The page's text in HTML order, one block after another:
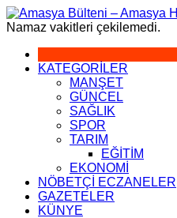
Skip
to
Namaz vakitleri çekilemedi.
KATEGORİLER
MANŞET
GÜNCEL
SAĞLIK
SPOR
TARIM
EĞİTİM
EKONOMİ
NÖBETÇİ ECZANELER
GAZETELER
KÜNYE